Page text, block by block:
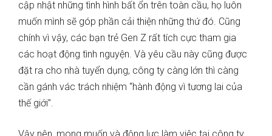
cập nhật những tình hình bất ổn trên toàn cầu, họ luôn
muốn mình sẽ góp phần cải thiện những thứ đó. Cũng
chính vì vậy, các bạn trẻ Gen Z rất tích cực tham gia
các hoạt động tình nguyện. Và yêu cầu này cũng được
đặt ra cho nhà tuyển dụng, công ty càng lớn thì càng
cần gánh vác trách nhiệm “hành động vì tương lai của
thế giới”.